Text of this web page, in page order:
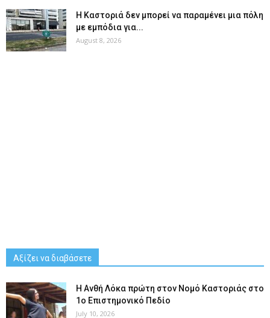
Η Καστοριά δεν μπορεί να παραμένει μια πόλη
με εμπόδια για...
August 8, 2026
Αξίζει να διαβάσετε
Η Ανθή Λόκα πρώτη στον Νομό Καστοριάς στο
1ο Επιστημονικό Πεδίο
July 10, 2026